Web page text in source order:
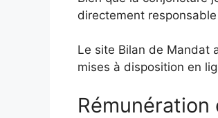
directement
Le site Bilan de Mandat
mises à disposition en